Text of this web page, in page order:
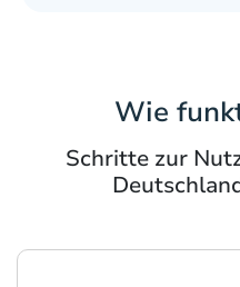
Wie
Schritte zur